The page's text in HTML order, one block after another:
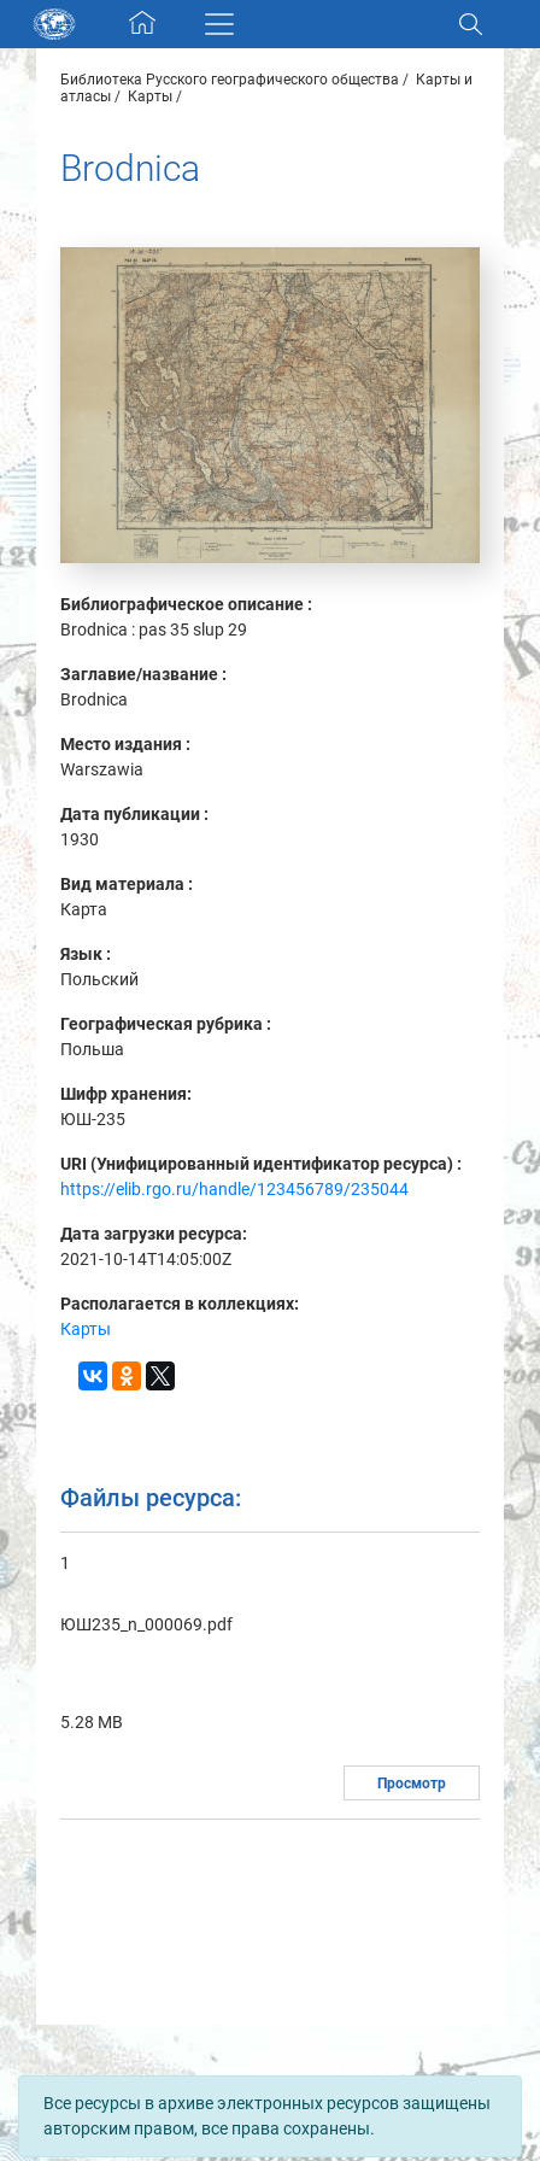
Skip navigation
Разделы и коллекции
Электронный каталог
Новости
О нас
Контакты
Партнеры
Найти
Библиотека Русского географического общества
Карты и
атласы
Карты
Brodnica
Библиографическое описание :
Brodnica : pas 35 slup 29
Заглавие/название :
Brodnica
Место издания :
Warszawia
Дата публикации :
1930
Вид материала :
Карта
Язык :
Польский
Географическая рубрика :
Польша
Шифр хранения:
ЮШ-235
URI (Унифицированный идентификатор ресурса) :
https://elib.rgo.ru/handle/123456789/235044
Дата загрузки ресурса:
2021-10-14T14:05:00Z
Располагается в коллекциях:
Карты
Файлы ресурса:
1
ЮШ235_n_000069.pdf
5.28 MB
Просмотр
Все ресурсы в архиве электронных ресурсов защищены
авторским правом, все права сохранены.